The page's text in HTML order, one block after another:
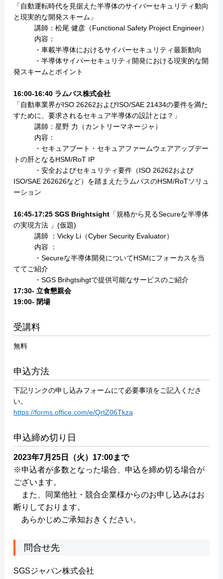
「自動運転時代を見据えた半導体のサイバーセキュリティ動向
と現実的な開発スキーム」
講師：松尾 健彦（Functional Safety Project Engineer）
内容：
・車載半導体におけるサイバーセキュリティ最新動向
・半導体サイバーセキュリティ開発における現実的な開
発スキームとポイント
16:00-16:40 ラムバス株式会社
「自動車業界がISO 26262およびISO/SAE 21434の要件を満た
すために、要求されるセキュア半導体の設計とは？」
講師：星野 力（カントリーマネージャ）
内容：
・セキュアブート・セキュアファームウェアアップデー
トの肝となるHSM/RoT IP
・安全およびセキュリティ要件（ISO 26262および
ISO/SAE 262626など）を踏まえたラムバスのHSM/RoTソリュ
ーション
16:45-17:25 SGS Brightsight「規格から見るSecureな半導体
の実現方法 」(仮題)
講師 ：Vicky Li（Cyber Security Evaluator）
内容 ：
・Secureな半導体開発についてHSMにフォーカスを当
ててご紹介
・SGS Brihgtsihgtで提供可能なサービスのご紹介
17:30- 立食懇親会
19:00- 閉場
受講料
無料
申込方法
下記リンクの申し込みフォームにて必要事項をご記入くださ
い。
https://forms.office.com/e/QrtZ06Tkza
申込締め切り日
2023年7月25日（火）17:00まで
※申込者が多数となった場合、申込を締め切る場合が
ございます。
また、同業他社・競合企業様からのお申し込みはお
断りしております。
あらかじめご承知おきください。
問合せ先
SGSジャパン株式会社